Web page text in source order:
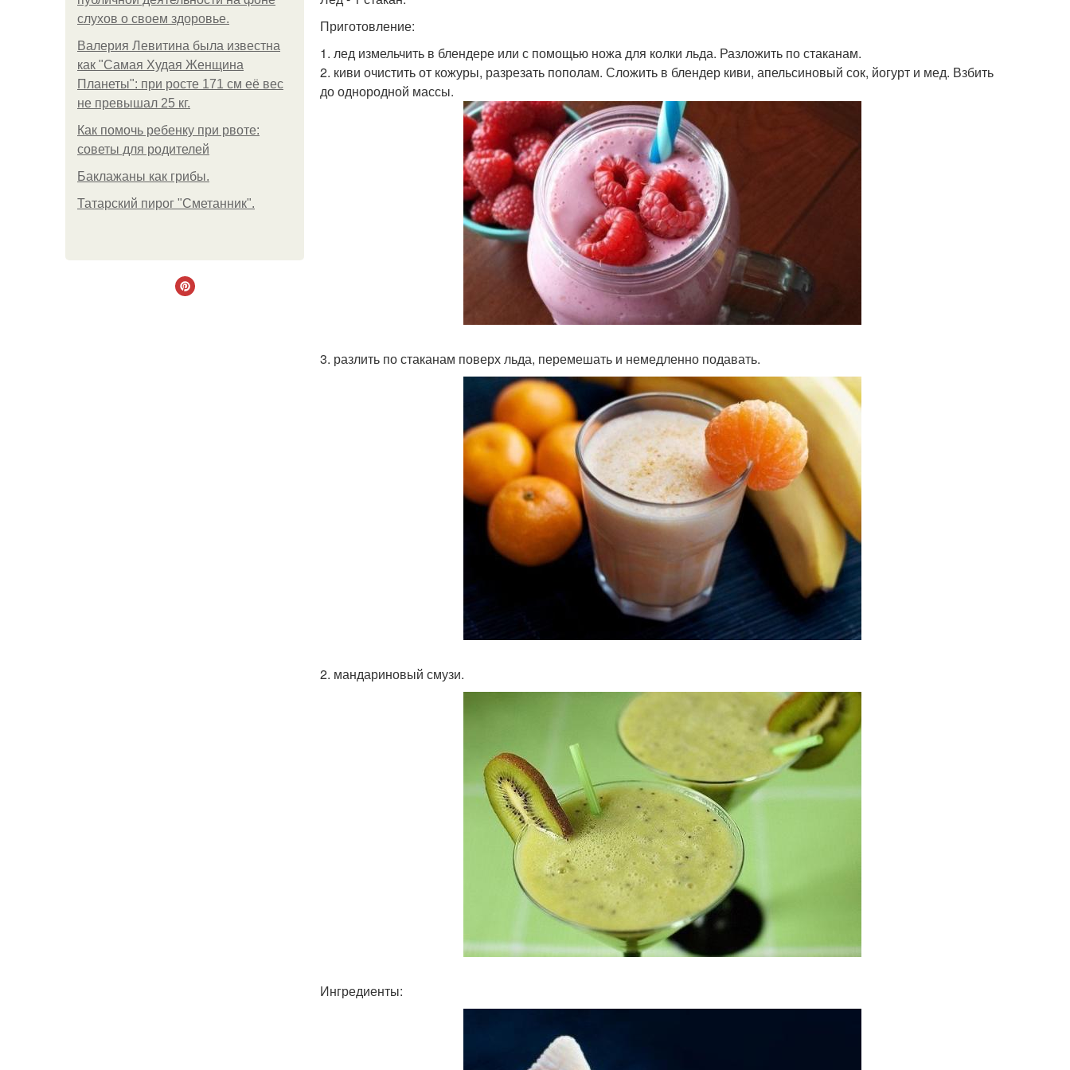
слухов о своем здоровье.
Валерия Левитина была известна
как "Самая Худая Женщина
Планеты": при росте 171 см её вес
не превышал 25 кг.
Как помочь ребенку при рвоте:
советы для родителей
Баклажаны как грибы.
Татарский пирог "Сметанник".
Приготовление:
1. лед измельчить в блендере или с помощью ножа для колки льда. Разложить по стаканам.
2. киви очистить от кожуры, разрезать пополам. Сложить в блендер киви, апельсиновый сок, йогурт и мед. Взбить
до однородной массы.
3. разлить по стаканам поверх льда, перемешать и немедленно подавать.
2. мандариновый смузи.
Ингредиенты: